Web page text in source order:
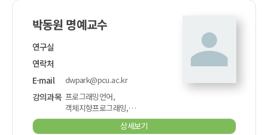
박동원 명예교수
연구실
연락처
E-mail
dwpark@pcu.ac.kr
강의과목 프로그래밍언어,
객체지향프로그래밍,
게임프로젝트설계
상세보기